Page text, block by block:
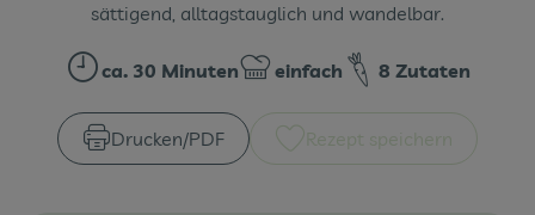
Service
Veranstaltungen
sättigend, alltagstauglich und wandelbar.
Zubreitungszeit:
ca. 30 Minuten
Schwierigkeit:
einfach 8 Zutaten
Drucken​/​PDF Rezept speichern